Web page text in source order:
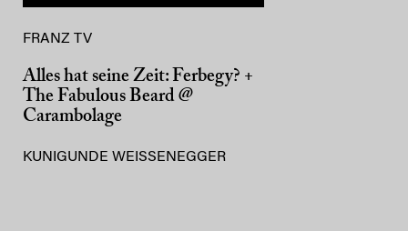
FRANZ TV
Alles hat seine Zeit: Ferbegy? +
The Fabulous Beard @
Carambolage
KUNIGUNDE WEISSENEGGER